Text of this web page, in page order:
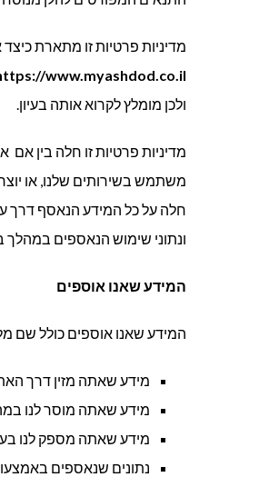
מדיניות פרטיות זו מתארת
www.myashdod.co.il/
ולכן מומלץ לקרוא אותה בעיון.
מדיניות פרטיות זו חלה בין
משתמש בשירותים שלנו, או
חלה על כל המידע הנאסף דרך
ונתוני שימוש הנאספים במהלך
המידע שאנו אוספים
המידע שאנו אוספים כולל שם
מידע שאתה מזין דרך
מידע שאתה מוסר לנו
מידע שאתה מספק לנו
נתונים שנאספים